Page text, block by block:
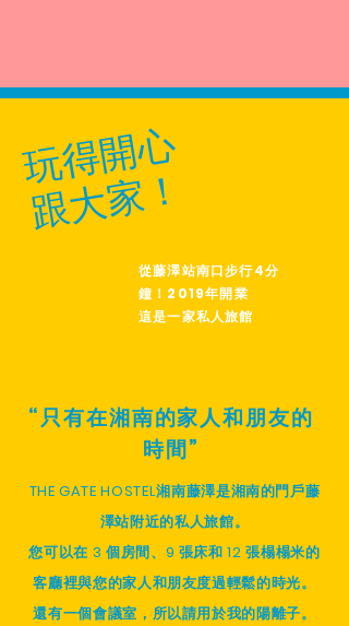
玩得開心
跟大家！
從藤澤站南口步行4分
鐘！ 2019年開業
這是一家私人旅館
“只有在湘南的家人和朋友的
時間”
THE GATE HOSTEL湘南藤澤是湘南的門戶藤
澤站附近的私人旅館。
您可以在 3 個房間、9 張床和 12 張榻榻米的
客廳裡與您的家人和朋友度過輕鬆的時光。
還有一個會議室，所以請用於我的陽離子。